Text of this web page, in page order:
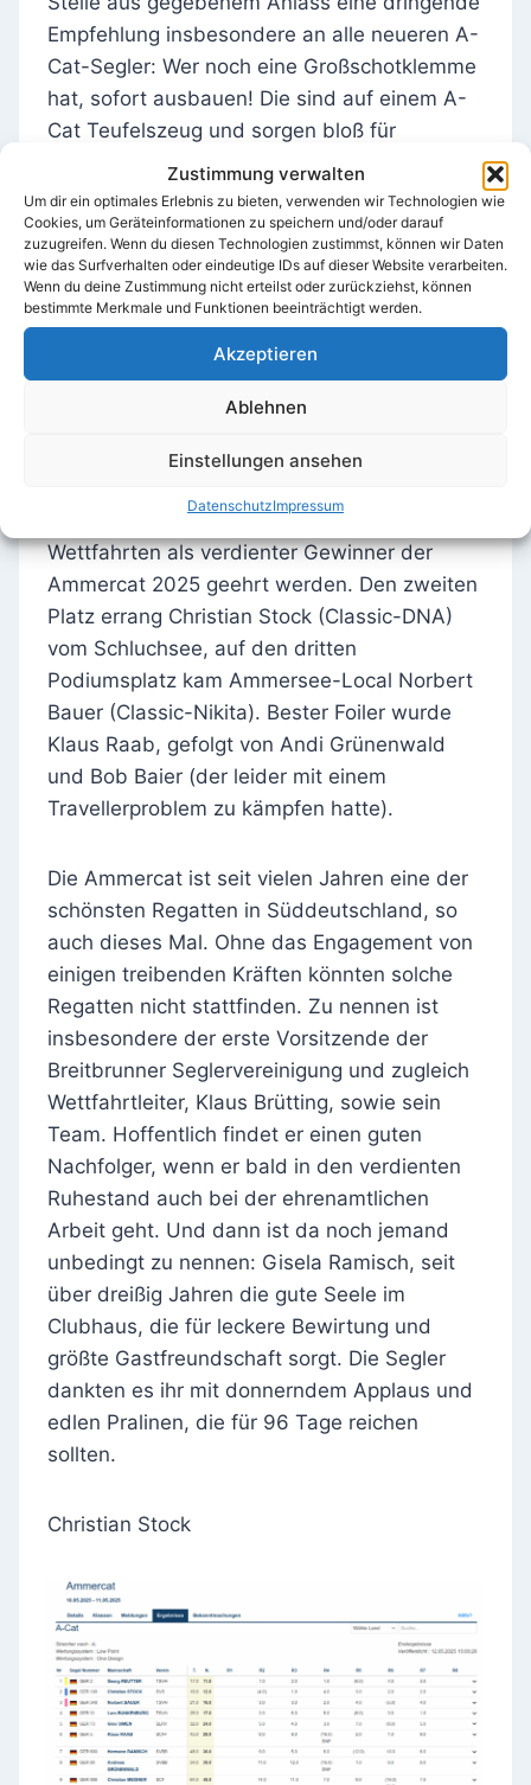
Zustimmung verwalten
Um dir ein optimales Erlebnis zu bieten, verwenden wir Technologien wie
Cookies, um Geräteinformationen zu speichern und/oder darauf
zuzugreifen. Wenn du diesen Technologien zustimmst, können wir Daten
wie das Surfverhalten oder eindeutige IDs auf dieser Website verarbeiten.
Wenn du deine Zustimmung nicht erteilst oder zurückziehst, können
bestimmte Merkmale und Funktionen beeinträchtigt werden.
Akzeptieren
Ablehnen
Einstellungen ansehen
DatenschutzImpressum
Empfehlung insbesondere an alle neueren A-
Cat-Segler: Wer noch eine Großschotklemme
hat, sofort ausbauen! Die sind auf einem A-
Cat Teufelszeug und sorgen bloß für
Kenterungen und Unkontrollierbarkeit.
Bei der Siegerehrung gab es zunächst
Unklarheit. Da keine Jury vor Ort war, konnte
Georgs Antrag auf Wiedergutmachung nicht
verhandelt werden. Somit wäre er aufgrund
einer DNF-Wertung nur Gesamtzweiter
einfach an, dass Georg den
konnte er als nach sechs gewerteten
Wettfahrten als verdienter Gewinner der
Ammercat 2025 geehrt werden. Den zweiten
Platz errang Christian Stock (Classic-DNA)
vom Schluchsee, auf den dritten
Podiumsplatz kam Ammersee-Local Norbert
Bauer (Classic-Nikita). Bester Foiler wurde
Klaus Raab, gefolgt von Andi Grünenwald
und Bob Baier (der leider mit einem
Travellerproblem zu kämpfen hatte).
Die Ammercat ist seit vielen Jahren eine der
schönsten Regatten in Süddeutschland, so
auch dieses Mal. Ohne das Engagement von
einigen treibenden Kräften könnten solche
Regatten nicht stattfinden. Zu nennen ist
insbesondere der erste Vorsitzende der
Breitbrunner Seglervereinigung und zugleich
Wettfahrtleiter, Klaus Brütting, sowie sein
Team. Hoffentlich findet er einen guten
Nachfolger, wenn er bald in den verdienten
Ruhestand auch bei der ehrenamtlichen
Arbeit geht. Und dann ist da noch jemand
unbedingt zu nennen: Gisela Ramisch, seit
über dreißig Jahren die gute Seele im
Clubhaus, die für leckere Bewirtung und
größte Gastfreundschaft sorgt. Die Segler
dankten es ihr mit donnerndem Applaus und
edlen Pralinen, die für 96 Tage reichen
sollten.
Christian Stock